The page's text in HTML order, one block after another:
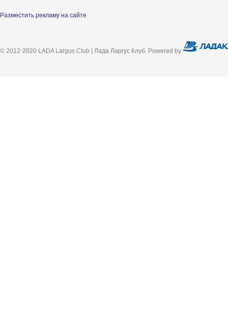
Разместить рекламу на сайте
© 2012-2020 LADA Largus Club | Лада Ларгус Клуб. Powered by